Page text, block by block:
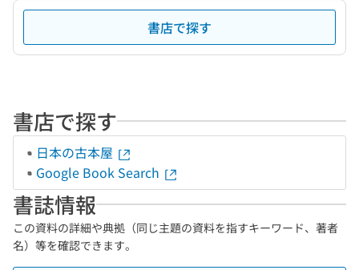
書店で探す
書店で探す
日本の古本屋
Google Book Search
書誌情報
この資料の詳細や典拠（同じ主題の資料を指すキーワード、著者
名）等を確認できます。